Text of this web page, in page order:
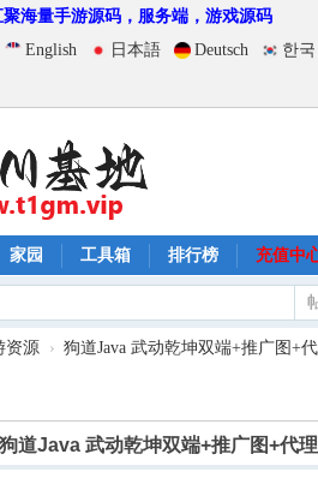
海量手游源码，服务端，游戏源码
English 日本語 Deutsch 한
家园 工具箱 排行榜 充值中
资源 › 狗道Java 武动乾坤双端+推广图+
狗道Java 武动乾坤双端+推广图+代